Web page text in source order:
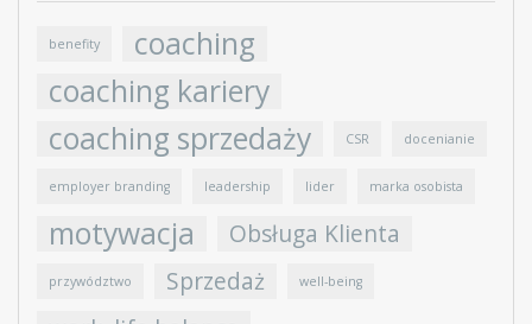
benefity
coaching
coaching kariery
coaching sprzedaży
CSR docenianie
employer branding leadership lider marka osobista
motywacja Obsługa Klienta
przywództwo Sprzedaż well-being